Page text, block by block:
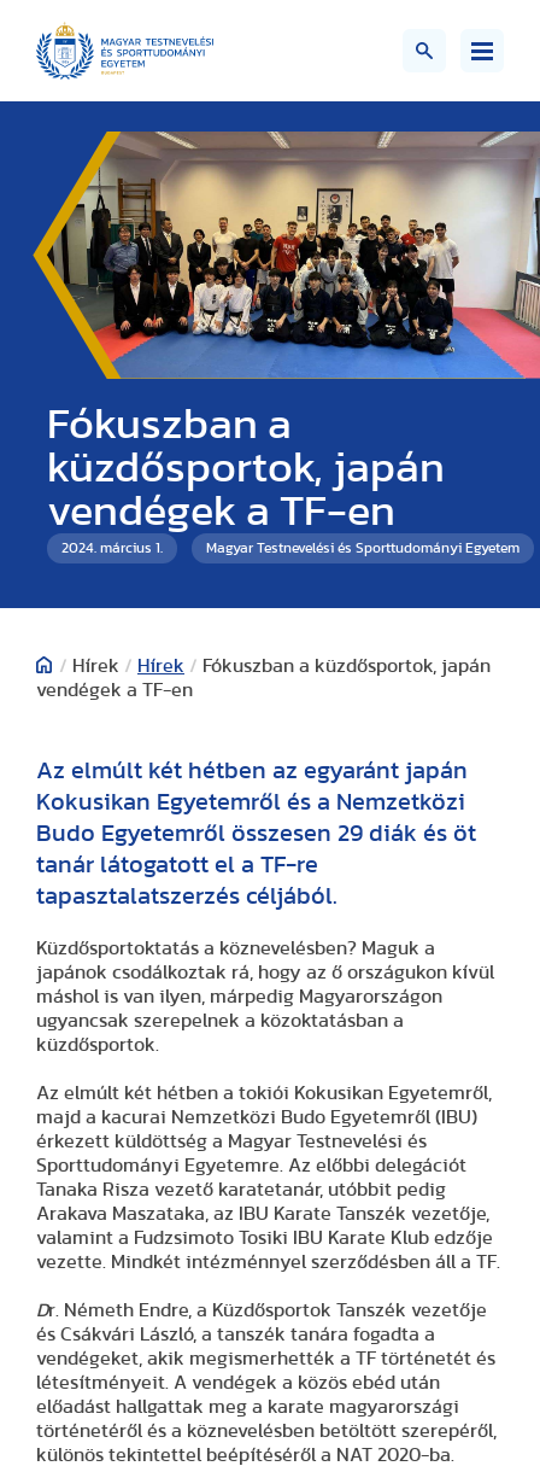
Fókuszban a
küzdősportok, japán
vendégek a TF-en
2024. március 1. Magyar Testnevelési és Sporttudományi Egyetem
/ Hírek / Hírek / Fókuszban a küzdősportok, japán
vendégek a TF-en
Az elmúlt két hétben az egyaránt japán
Kokusikan Egyetemről és a Nemzetközi
Budo Egyetemről összesen 29 diák és öt
tanár látogatott el a TF-re
tapasztalatszerzés céljából.
Küzdősportoktatás a köznevelésben? Maguk a
japánok csodálkoztak rá, hogy az ő országukon kívül
máshol is van ilyen, márpedig Magyarországon
ugyancsak szerepelnek a közoktatásban a
küzdősportok.
Az elmúlt két hétben a tokiói Kokusikan Egyetemről,
majd a kacurai Nemzetközi Budo Egyetemről (IBU)
érkezett küldöttség a Magyar Testnevelési és
Sporttudományi Egyetemre. Az előbbi delegációt
Tanaka Risza vezető karatetanár, utóbbit pedig
Arakava Maszataka, az IBU Karate Tanszék vezetője,
valamint a Fudzsimoto Tosiki IBU Karate Klub edzője
vezette. Mindkét intézménnyel szerződésben áll a TF.
Dr. Németh Endre, a Küzdősportok Tanszék vezetője
és Csákvári László, a tanszék tanára fogadta a
vendégeket, akik megismerhették a TF történetét és
létesítményeit. A vendégek a közös ebéd után
előadást hallgattak meg a karate magyarországi
történetéről és a köznevelésben betöltött szerepéről,
különös tekintettel beépítéséről a NAT 2020-ba.